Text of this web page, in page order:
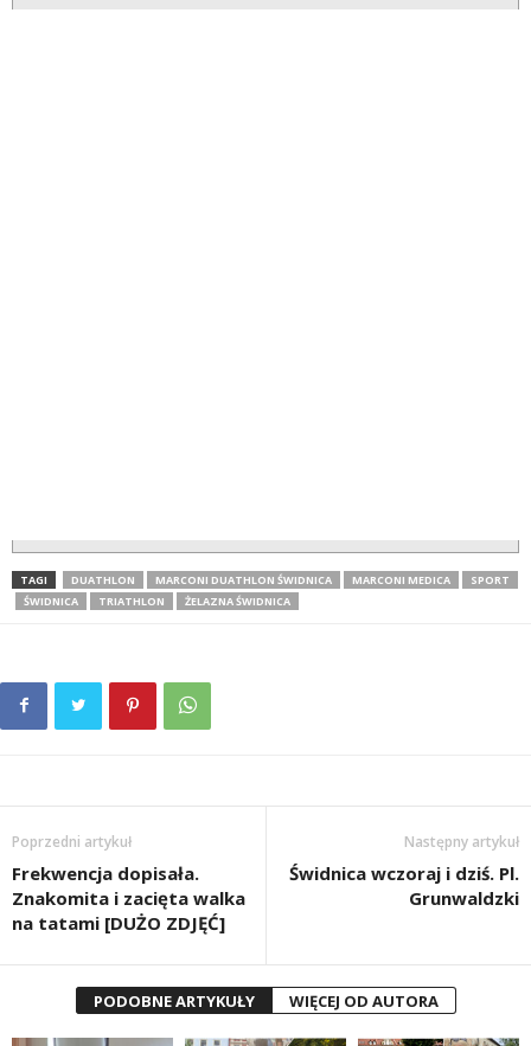
TAGI DUATHLON MARCONI DUATHLON ŚWIDNICA MARCONI MEDICA
SPORT
ŚWIDNICA
TRIATHLON ŻELAZNA ŚWIDNICA
Poprzedni artykuł
Frekwencja dopisała.
Znakomita i zacięta walka
na tatami [DUŻO ZDJĘĆ]
Następny artykuł
Świdnica wczoraj i dziś. Pl.
Grunwaldzki
PODOBNE ARTYKUŁY WIĘCEJ OD AUTORA